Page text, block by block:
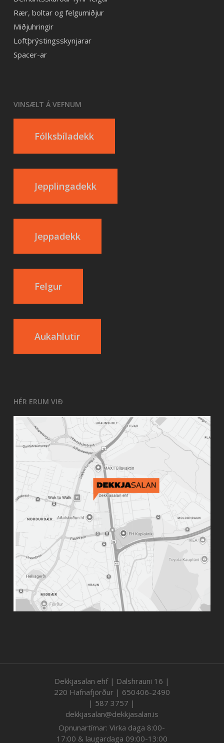
Rær, boltar og felgumiðjur
Miðjuhringir
Loftþrýstingsskynjarar
Spacer-ar
VINSÆLT Á VEFNUM
Fólksbíladekk
Jepplingadekk
Jeppadekk
Felgur
Aukahlutir
HÉR ERUM VIÐ
Dekkjasalan ehf | Dalshrauni 16 |
220 Hafnafjörður | 650406-2490
| 587 3757 |
dekkjasalan@dekkjasalan.is
Opnunartímar: Virka daga 8:00-
17:00 & laugardaga 09:00-13:00